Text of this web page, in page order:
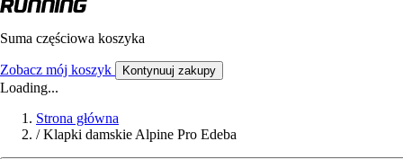
Suma częściowa koszyka
Zobacz mój koszyk Kontynuuj zakupy
Loading...
Strona główna
/ Klapki damskie Alpine Pro Edeba